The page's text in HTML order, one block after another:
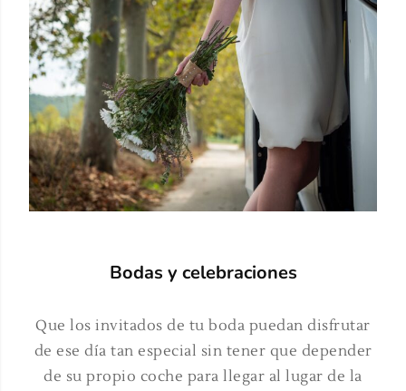
Bodas y celebraciones
Que los invitados de tu boda puedan disfrutar
de ese día tan especial sin tener que depender
de su propio coche para llegar al lugar de la